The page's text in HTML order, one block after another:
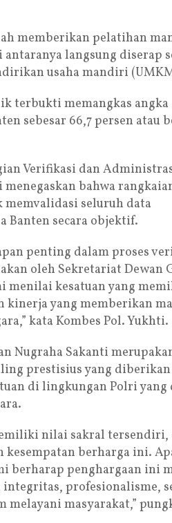
memberikan pelatihan
antaranya langsung diserap
usaha mandiri
terbukti memangkas angka
sebesar 66,7 persen atau
Verifikasi dan
bahwa
seluruh data
Banten secara objektif.
penting dalam proses
oleh Sekretariat Dewan
menilai kesatuan yang
kinerja yang memberikan
kata Kombes Pol. Yukhti.
Nugraha Sakanti
prestisius yang diberikan
di lingkungan Polri
nilai sakral tersendiri,
kesempatan berharga ini.
berharap penghargaan ini
profesionalisme,
melayani masyarakat,”